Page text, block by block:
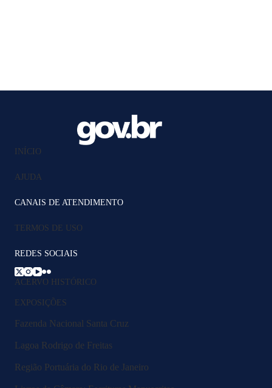
INÍCIO
AJUDA
CANAIS DE ATENDIMENTO
TERMOS DE USO
REDES SOCIAIS
ACERVO HISTÓRICO
EXPOSIÇÕES
Fazenda Nacional Santa Cruz
Lagoa Rodrigo de Freitas
Região Portuária do Rio de Janeiro